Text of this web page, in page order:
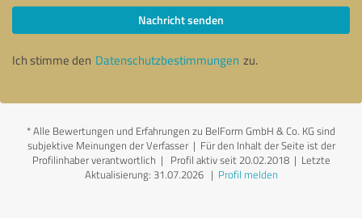
Nachricht senden
Ich stimme den Datenschutzbestimmungen zu.
*Alle Bewertungen und Erfahrungen zu BelForm GmbH & Co. KG sind
subjektive Meinungen der Verfasser | Für den Inhalt der Seite ist der
Profilinhaber verantwortlich | Profil aktiv seit 20.02.2018 | Letzte
Aktualisierung: 31.07.2026| Profil melden